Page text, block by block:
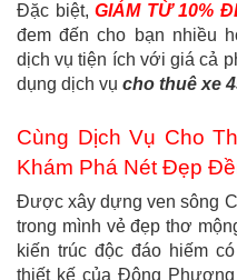
Đặc biệt,GIẢM TỪ 10%
đem đến cho bạn nhiều
dịch vụ tiện ích với giá cả
dụng dịch vụ cho thuê xe
Cùng Dịch Vụ Cho
Khám Phá Nét Đẹp
Được xây dựng ven sông
trong mình vẻ đẹp thơ
kiến trúc độc đáo hiếm
thiết kế của Đông